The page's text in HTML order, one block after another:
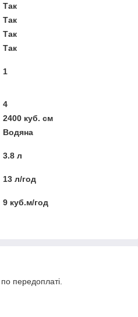
Так
Так
Так
Так
1
4
2400 куб. см
Водяна
3.8 л
13 л/год
9 куб.м/год
передоплаті.